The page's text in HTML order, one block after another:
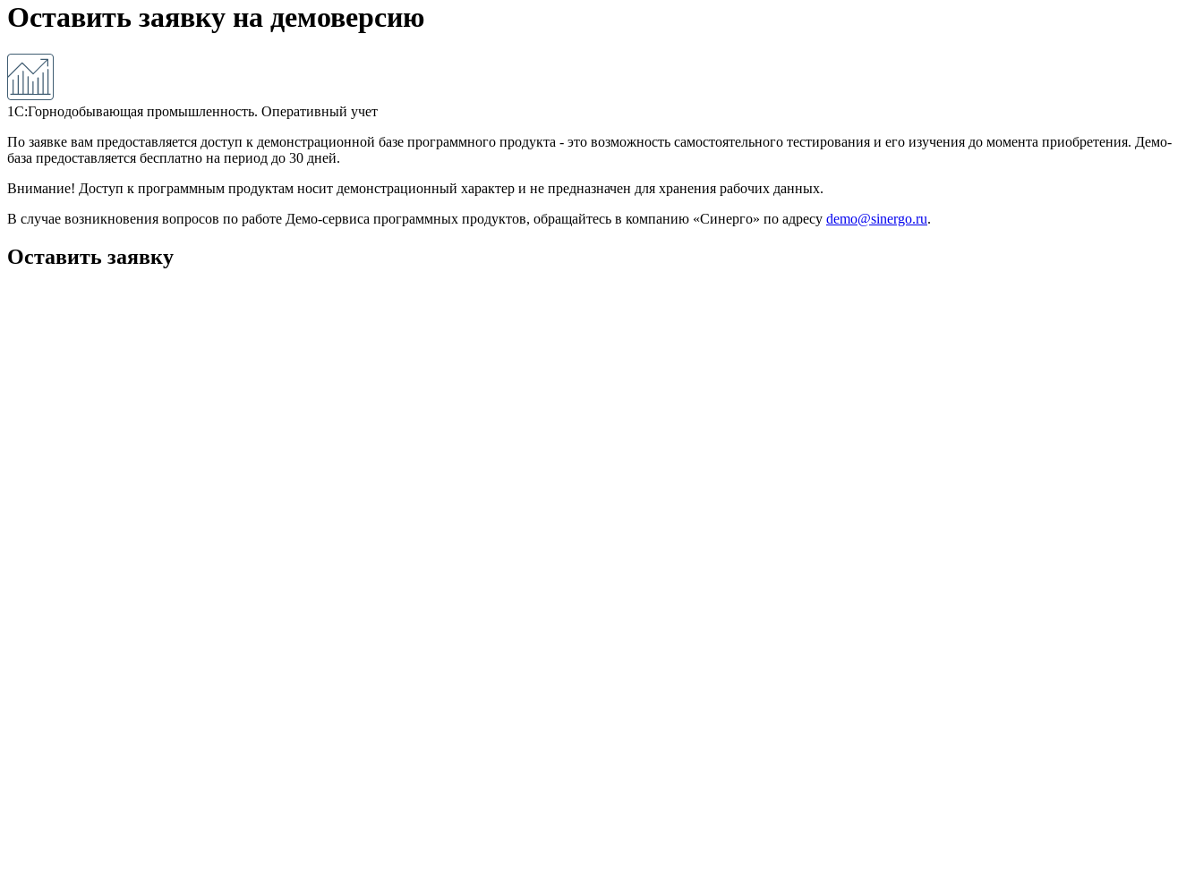
Оставить заявку на демоверсию
1С:Горнодобывающая промышленность. Оперативный учет
По заявке вам предоставляется доступ к демонстрационной базе программного продукта - это возможность самостоятельного тестирования и его изучения до момента приобретения. Демо-
база предоставляется бесплатно на период до 30 дней.
Внимание! Доступ к программным продуктам носит демонстрационный характер и не предназначен для хранения рабочих данных.
В случае возникновения вопросов по работе Демо-сервиса программных продуктов, обращайтесь в компанию «Синерго» по адресу demo@sinergo.ru.
Оставить заявку